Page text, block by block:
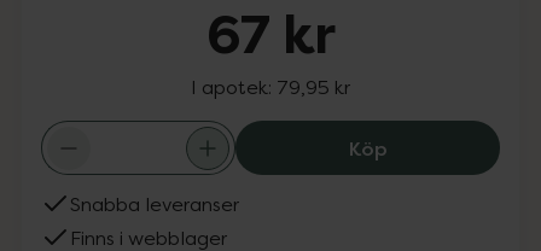
67 kr
I apotek: 79,95 kr
KöpBIBS Baby
Snabba leveranser
Finns i webblager